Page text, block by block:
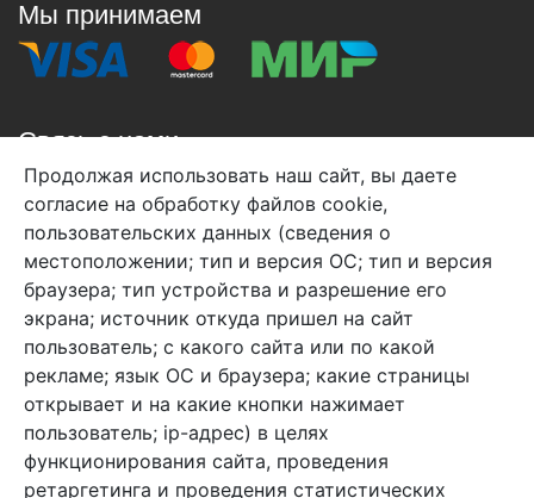
Мы принимаем
Связь с нами
+7 (495) 933-38-08
info@arben-textile.ru- оптовые продажи
Арбен текстиль г. Щелково, пер.
1-й Советский д.25, владение 2.
Мы в соц. сетях
Продолжая использовать наш сайт, вы даете
согласие на обработку файлов cookie,
пользовательских данных (сведения о
местоположении; тип и версия ОС; тип и версия
браузера; тип устройства и разрешение его
экрана; источник откуда пришел на сайт
пользователь; с какого сайта или по какой
рекламе; язык ОС и браузера; какие страницы
открывает и на какие кнопки нажимает
пользователь; ip-адрес) в целях
функционирования сайта, проведения
ретаргетинга и проведения статистических